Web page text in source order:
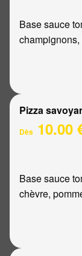
Base sauce
Pizza
Dès 10.00
Base sauce
chèvre,